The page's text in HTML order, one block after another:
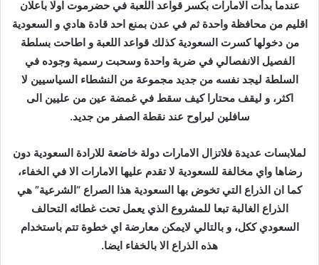
عندما بدأت الامارات بكسر قواعد اللعبة في حضرموت اولا باعلان
اقليم من محافظة واحدة ثم في عدن بمنع احد قادة هادي و السعودية
من دخولها كسرت السعودية كذلك قواعد اللعبة و اطاحت بسلطة
الفصيل الانفصالي في ضربة واحدة وسحبت رسمية وجوده في
السلطة ليجد نفسه من جديد مجموعة من النشطاء السياسيين لا
اكثر، و ليقف محتارا كيف سقط في غمضة عين من عليين الى
سافلين ليراوح عند نقطة الصفر من جديد.
لملابسات عديدة فلاتزال الامارات دولة خاضعة للارادة السعودية دون
رضاها واي مخالفة للسعودية لا تقدم عليها الامارات الا في الخفاء،
كما ان الذراع التي تخوض بها السعودية هذا الصراع “الشرعية” هي
الذراع الغالبة تبعا للمشروع الذي يعمل تحت غطائه التحالف
السعودي ككل، و بالتالي لايمكن معارضة اي خطوة تتم باستخدام
هذه الذراع الا بالخفاء ايضا.